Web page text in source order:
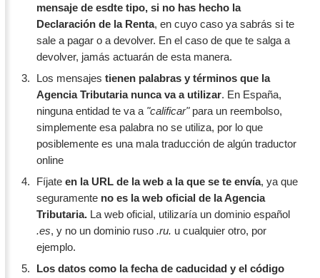
mensaje de esdte tipo, si no has hecho la
Declaración de la Renta, en cuyo caso ya sabrás si te
sale a pagar o a devolver. En el caso de que te salga a
devolver, jamás actuarán de esta manera.
Los mensajes tienen palabras y términos que la
Agencia Tributaria nunca va a utilizar. En España,
ninguna entidad te va a "calificar" para un reembolso,
simplemente esa palabra no se utiliza, por lo que
posiblemente es una mala traducción de algún traductor
online
Fíjate en la URL de la web a la que se te envía, ya que
seguramente no es la web oficial de la Agencia
Tributaria. La web oficial, utilizaría un dominio español
.es, y no un dominio ruso .ru. u cualquier otro, por
ejemplo.
Los datos como la fecha de caducidad y el código